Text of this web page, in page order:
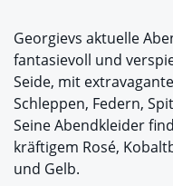
Georgievs aktuelle
fantasievoll und
Seide, mit
Schleppen, Federn,
Seine Abendkleider
kräftigem Rosé,
und Gelb.